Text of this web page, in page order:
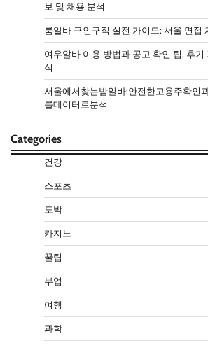
보 및 채용 분석
룸알바 구인구직 실전 가이드: 서울 면접
여우알바 이용 방법과 공고 확인 팁, 후기
석
서울에서찾는밤알바:안전한고용주확인
를데이터로분석
Categories
건강
스포츠
도박
카지노
꿀팁
부업
여행
과학